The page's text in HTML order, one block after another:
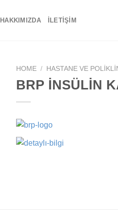
HAKKIMIZDA İLETIŞIM
HOME / HASTANE VE
BRP İNSÜLİN